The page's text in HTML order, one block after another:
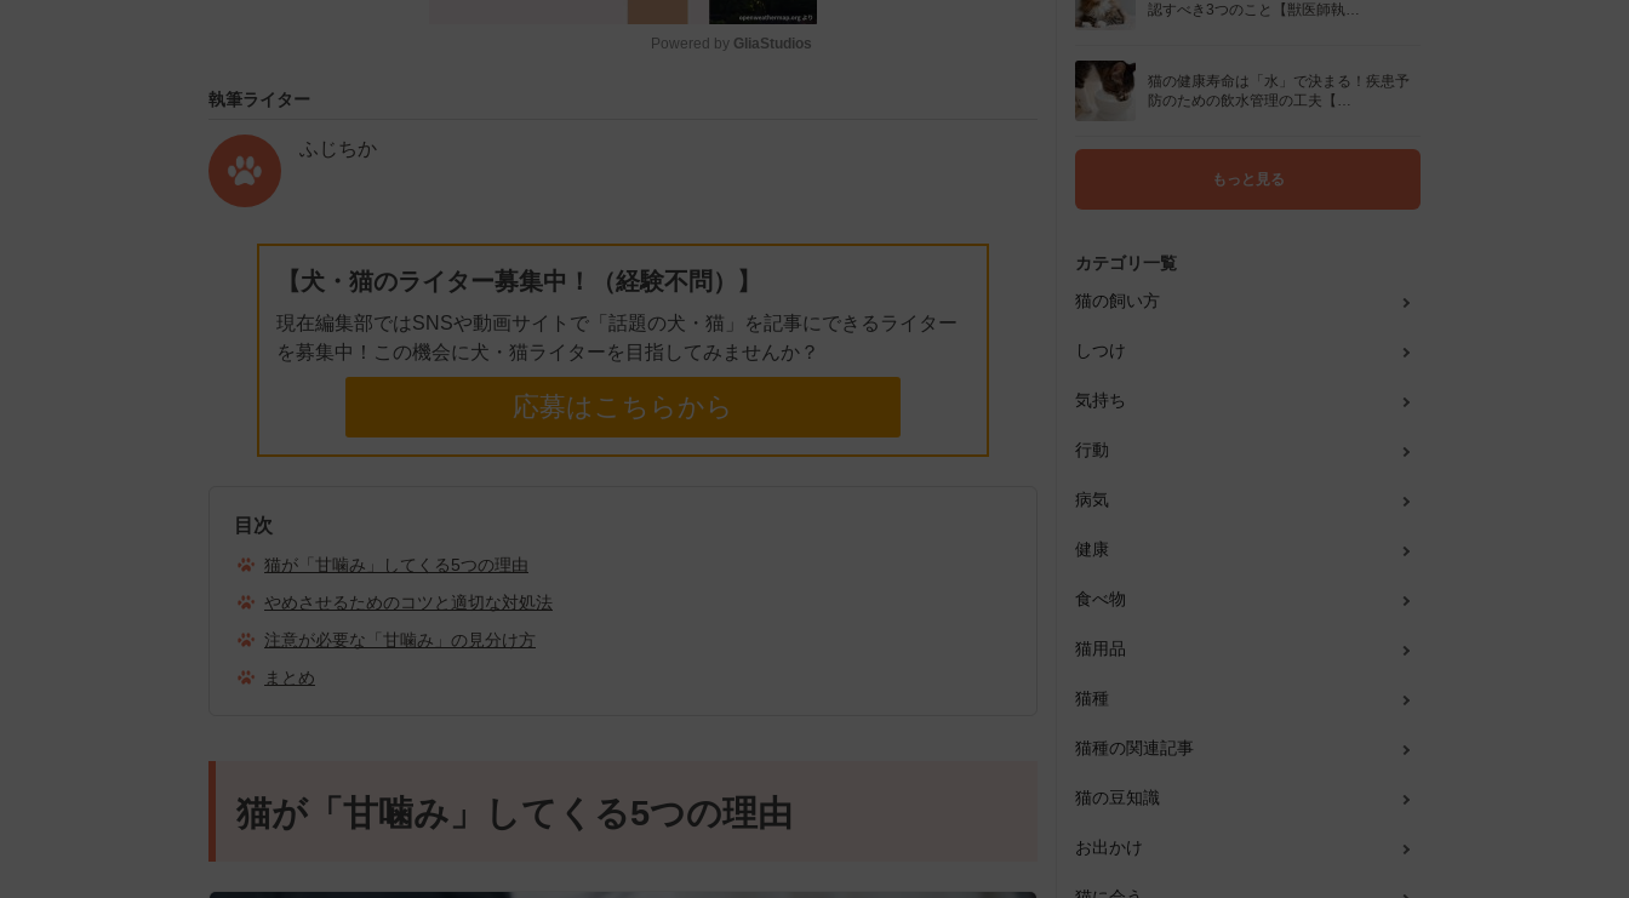
Powered by GliaStudios
執筆ライター
ふじちか
【犬・猫のライター募集中！（経験不問）】
現在編集部ではSNSや動画サイトで「話題の犬・猫」を記事にできるライター
を募集中！この機会に犬・猫ライターを目指してみませんか？
応募はこちらから
目次
猫が「甘噛み」してくる5つの理由
やめさせるためのコツと適切な対処法
注意が必要な「甘噛み」の見分け方
まとめ
猫が「甘噛み」してくる5つの理由
認すべき3つのこと【獣医師執…
猫の健康寿命は「水」で決まる！疾患予
防のための飲水管理の工夫【…
もっと見る
カテゴリ一覧
猫の飼い方
しつけ
気持ち
行動
病気
健康
食べ物
猫用品
猫種
猫種の関連記事
猫の豆知識
お出かけ